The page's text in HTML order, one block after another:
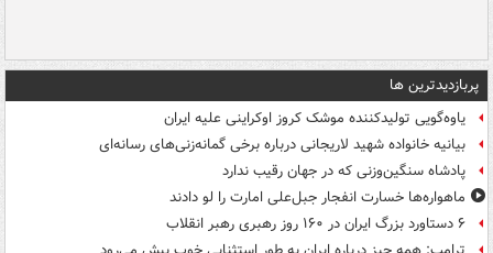
پربازدیدترین ها
یاوه‌گویی تولیدکننده موشک کروز اوکراینی علیه ایران
بیانیه خانواده شهید لاریجانی درباره برخی گمانه‌زنی‌های رسانه‌ای
پادشاه سنگین‌وزنی که در جهان رقیب ندارد
ماهواره‌ها خسارت انفجار جبل‌علی امارت را لو دادند
۶ دستاورد بزرگ ایران در ۱۶۰ روز رهبری رهبر انقلاب